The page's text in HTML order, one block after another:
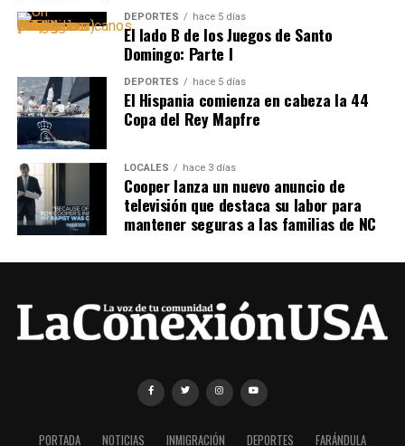
DEPORTES hace 5 días
El lado B de los Juegos de Santo
Domingo: Parte I
DEPORTES hace 5 días
El Hispania comienza en cabeza la 44
Copa del Rey Mapfre
LOCALES hace 3 días
Cooper lanza un nuevo anuncio de
televisión que destaca su labor para
mantener seguras a las familias de NC
PORTADA NOTICIAS INMIGRACIÓN DEPORTES FARÁNDULA